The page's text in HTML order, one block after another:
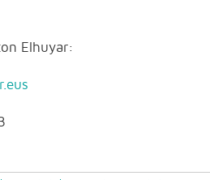
Elhuyar: